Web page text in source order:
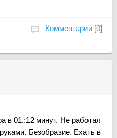
Комментарии [0]
в 01.:12 минут. Не работал
Безобразие. Ехать в